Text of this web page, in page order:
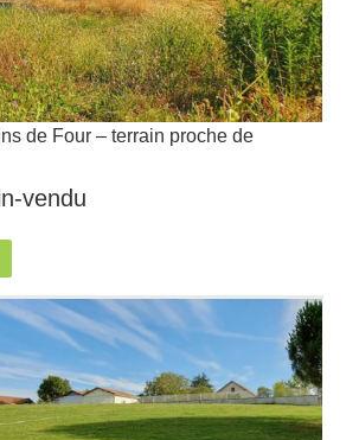
de Four – terrain proche de
vendu